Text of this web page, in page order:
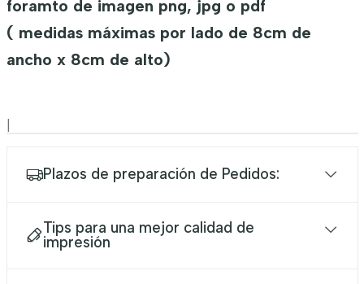
foramto de imagen png, jpg o pdf
( medidas máximas por lado de 8cm de
ancho x 8cm de alto)
Plazos de preparación de Pedidos:
Tips para una mejor calidad de
impresión